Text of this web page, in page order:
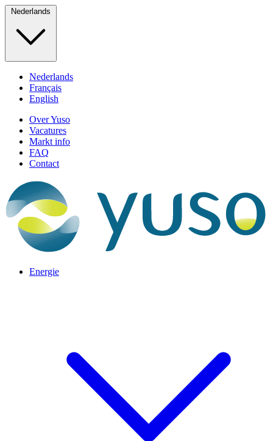
Nederlands
Nederlands
Français
English
Over Yuso
Vacatures
Markt info
FAQ
Contact
Energie